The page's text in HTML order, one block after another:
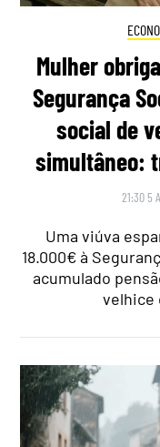
Mulher
Segurança
social de
simultâneo:
21:30 5
Uma viúva
18.000€ à
acumulado
velhice